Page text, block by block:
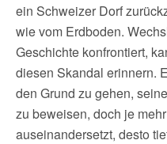
ein Schweizer Dorf
wie vom Erdboden.
Geschichte konfrontiert,
diesen Skandal erinnern.
den Grund zu gehen,
zu beweisen, doch je
auseinandersetzt, desto